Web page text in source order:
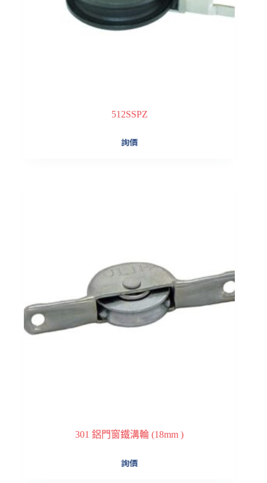
512SSPZ
詢價
301 鋁門窗鐵溝輪 (18mm )
詢價